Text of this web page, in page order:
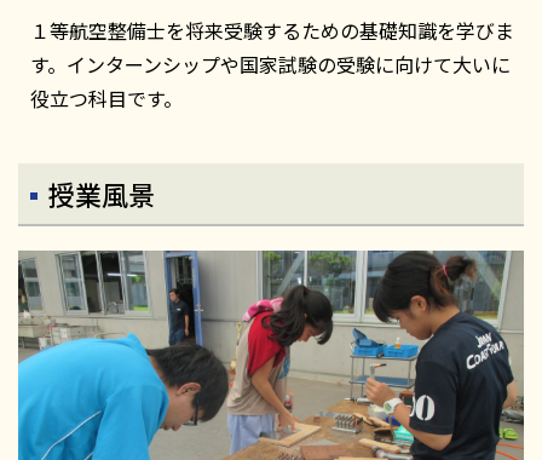
１等航空整備士を将来受験するための基礎知識を学びま
す。インターンシップや国家試験の受験に向けて大いに
役立つ科目です。
授業風景